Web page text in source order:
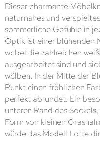
Dieser charmante
naturnahes und
sommerliche Gefühle in
Optik ist einer blühenden
wobei die zahlreichen
ausgearbeitet sind und
wölben. In der Mitte der
Punkt einen fröhlichen
perfekt abrundet. Ein
unteren Rand des
Form von kleinen
würde das Modell Lotte